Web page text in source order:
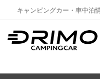
キャンピングカー・車中泊